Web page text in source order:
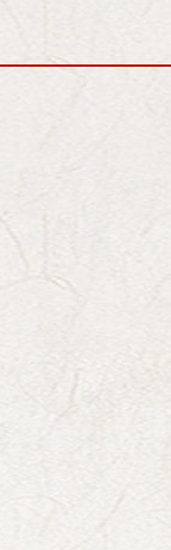
大公无私和
难去争取胜
的正确领导下